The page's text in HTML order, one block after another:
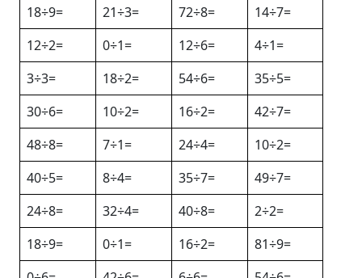
18÷9=
21÷3= 72÷8=
14÷7=
12÷2=
0÷1= 12÷6=
4÷1=
3÷3=
18÷2= 54÷6=
35÷5=
30÷6=
10÷2= 16÷2=
42÷7=
48÷8=
7÷1= 24÷4=
10÷2=
40÷5=
8÷4= 35÷7=
49÷7=
24÷8=
32÷4= 40÷8=
2÷2=
18÷9=
0÷1= 16÷2=
81÷9=